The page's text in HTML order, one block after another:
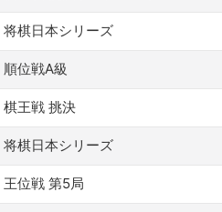
将棋日本シリーズ
順位戦A級
棋王戦 挑決
将棋日本シリーズ
王位戦 第5局